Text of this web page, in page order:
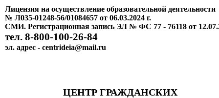
Лицензия на осуществление образовательной деятельности
№ Л035-01248-56/01084657 от 06.03.2024 г.
СМИ. Регистрационная запись ЭЛ № ФС 77 - 76118 от
тел. 8-800-100-26-84
эл. адрес - centrideia@mail.ru
ЦЕНТР ГРАЖДАНСКИХ